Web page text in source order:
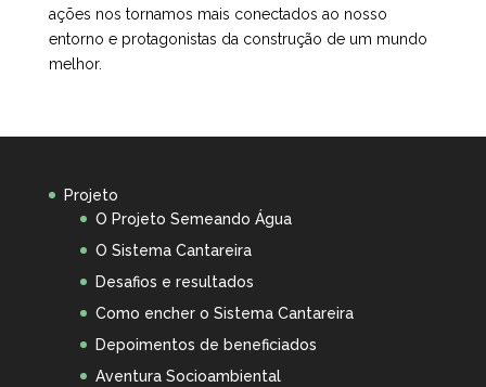
ações nos tornamos mais conectados ao nosso
entorno e protagonistas da construção de um mundo
melhor.
Projeto
O Projeto Semeando Água
O Sistema Cantareira
Desafios e resultados
Como encher o Sistema Cantareira
Depoimentos de beneficiados
Aventura Socioambiental